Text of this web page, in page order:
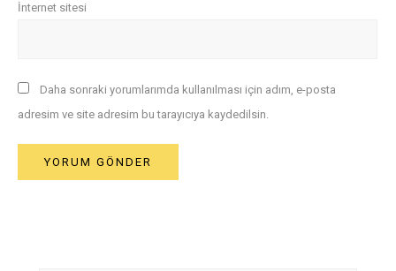
İnternet sitesi
Daha sonraki yorumlarımda kullanılması için adım, e-posta
adresim ve site adresim bu tarayıcıya kaydedilsin.